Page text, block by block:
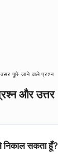
पूछे जाने वाले प्रश्न
और उत्तर
निकाल सकता हूँ?